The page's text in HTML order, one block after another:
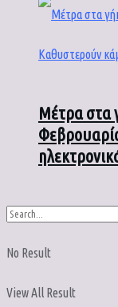
Μέτρα στα
No Result
View All Result